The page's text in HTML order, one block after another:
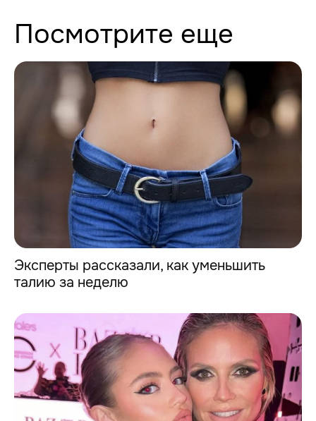
Посмотрите еще
Эксперты рассказали, как уменьшить
талию за неделю